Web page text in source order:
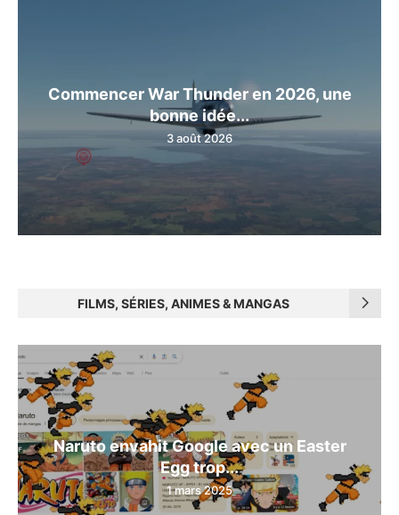
Commencer War Thunder en 2026, une
bonne idée...
3 août 2026
FILMS, SÉRIES, ANIMES & MANGAS
Naruto envahit Google avec un Easter
Egg trop...
1 mars 2025